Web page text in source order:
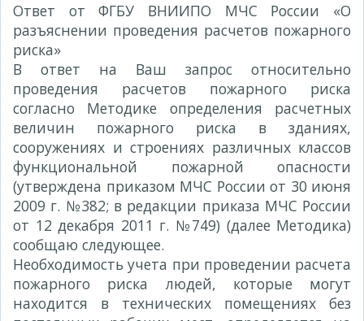
Ответ от ФГБУ ВНИИПО МЧС России «О
разъяснении проведения расчетов пожарного
риска»
В ответ на Ваш запрос относительно
проведения расчетов пожарного риска
согласно Методике определения расчетных
величин пожарного риска в зданиях,
сооружениях и строениях различных классов
функциональной пожарной опасности
(утверждена приказом МЧС России от 30 июня
2009 г. №382; в редакции приказа МЧС России
от 12 декабря 2011 г. №749) (далее Методика)
сообщаю следующее.
Необходимость учета при проведении расчета
пожарного риска людей, которые могут
находится в технических помещениях без